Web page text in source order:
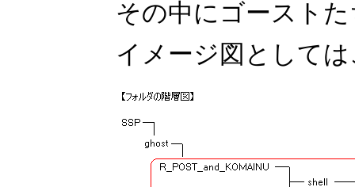
その中にゴースト
イメージ図として